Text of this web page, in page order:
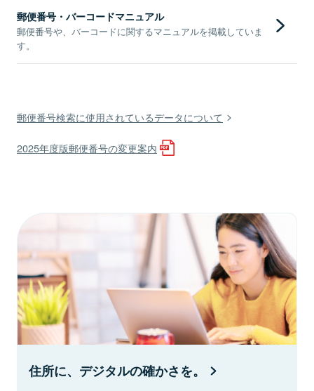
郵便番号・バーコードマニュアル
郵便番号や、バーコードに関するマニュアルを掲載していま
す。
郵便番号検索に使用されているデータについて
2025年度版郵便番号の変更案内
住所に、デジタルの確かさを。